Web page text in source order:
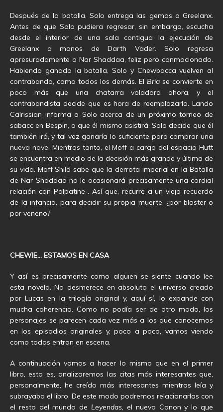
Después de la batalla, Solo entrega las gemas a Greelanx.
Antes de que Solo pudiera regresar, sin embargo, escucha
desde el interior de una sala contigua la ejecución de
Greelanx a manos de Darth Vader. Solo regresa
apresuradamente a Nar Shaddaa, feliz pero conmocionado.
Habiendo ganado la batalla, Solo y Chewbacca vuelven al
contrabando, como todos los demás. El Bria se convierte en
poco más que una chatarra voladora ahora, y el
contrabandista decide que es hora de reemplazarla. Lando
Calrissian informa a Solo acerca de un próximo torneo de
sabacc en Bespin, a que él mismo asistirá. Solo decide que él
también irá, y tal vez ganaría lo suficiente para comprar una
nueva nave. Mientras tanto, el Moff a cargo del espacio Hutt
se encuentra en medio de la decisión más grande y última de
su vida. Moff Shild sabe que la derrota imperial en la Batalla
de Nar Shaddaa no le ocasionará precisamente una cordial
relación con Palpatine . Así que, recurre a un viejo recuerdo
de la infancia, para decidir su propia muerte, ¿por blaster o
por veneno?
CHEWIE… ESTAMOS EN CASA
Y así es precisamente como alguien se siente cuando lee
esta novela. No desmerece en absoluto el universo creado
por Lucas en la trilogía original y, aquí sí, lo expande con
mucha coherencia. Como no podía ser de otro modo, los
personajes se parecen cada vez más a los que conocemos
en los episodios originales y, poco a poco, vamos viendo
como todos entran en escena.
A continuación vamos a hacer lo mismo que en el primer
libro, esto es, analizaremos las citas más interesantes que,
personalmente, he creído más interesantes mientras leía y
subrayaba el libro. De este modo podremos relacionarlas con
el resto del mundo de Leyendas, el nuevo Canon y lo que